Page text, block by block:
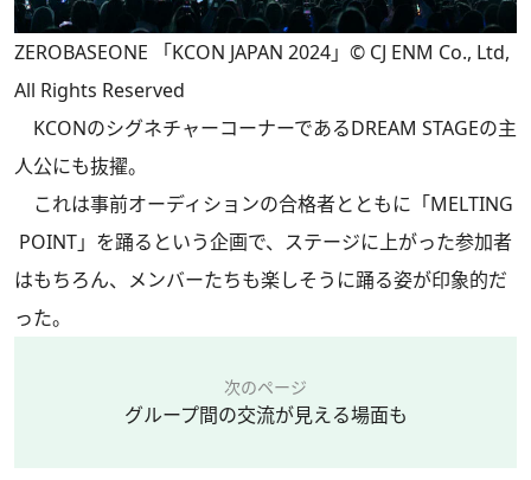
ZEROBASEONE 「KCON JAPAN 2024」© CJ ENM Co., Ltd,
All Rights Reserved
KCONのシグネチャーコーナーであるDREAM STAGEの主
人公にも抜擢。
これは事前オーディションの合格者とともに「MELTING
POINT」を踊るという企画で、ステージに上がった参加者
はもちろん、メンバーたちも楽しそうに踊る姿が印象的だ
った。
次のページ
グループ間の交流が見える場面も